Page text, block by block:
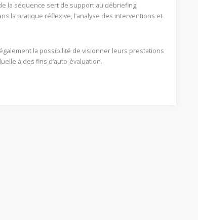
la séquence sert de support au débriefing,
la pratique réflexive, l’analyse des interventions et
la possibilité de visionner leurs prestations
à des fins d’auto-évaluation.